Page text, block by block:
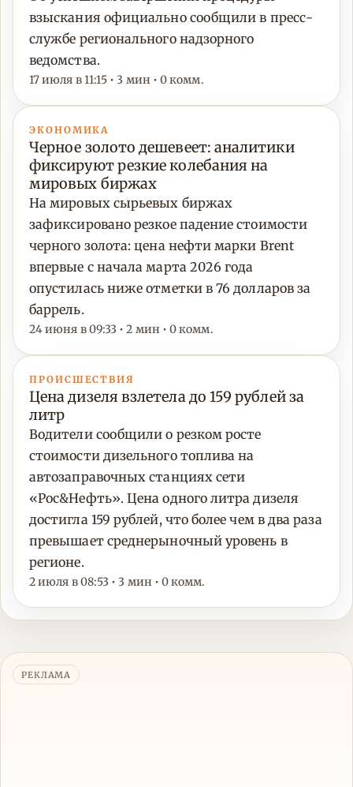
взыскания официально сообщили в пресс-
службе регионального надзорного
ведомства.
17 июля в 11:15 • 3 мин • 0 комм.
ЭКОНОМИКА
Черное золото дешевеет: аналитики
фиксируют резкие колебания на
мировых биржах
На мировых сырьевых биржах
зафиксировано резкое падение стоимости
черного золота: цена нефти марки Brent
впервые с начала марта 2026 года
опустилась ниже отметки в 76 долларов за
баррель.
24 июня в 09:33 • 2 мин • 0 комм.
ПРОИСШЕСТВИЯ
Цена дизеля взлетела до 159 рублей за
литр
Водители сообщили о резком росте
стоимости дизельного топлива на
автозаправочных станциях сети
«Рос&Нефть». Цена одного литра дизеля
достигла 159 рублей, что более чем в два раза
превышает среднерыночный уровень в
регионе.
2 июля в 08:53 • 3 мин • 0 комм.
РЕКЛАМА